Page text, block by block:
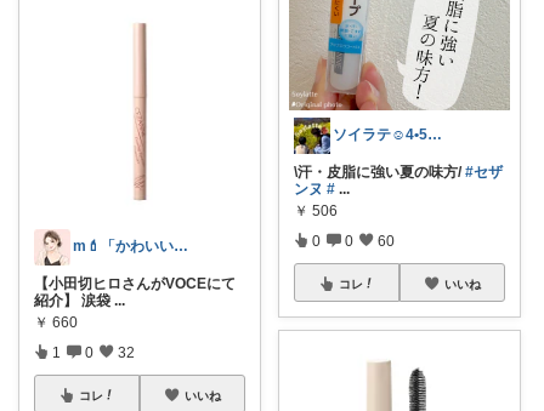
m💄「かわいい」は、作れる。
【小田切ヒロさんがVOCEにて
紹介】 涙袋 ...
￥ 660
1 0 32
コレ いいね
ソイラテ☺︎4•5日🐕🫙感謝𓅦
\汗・皮脂に強い夏の味方/#セザ
ンヌ # ...
￥ 506
0 0 60
コレ いいね